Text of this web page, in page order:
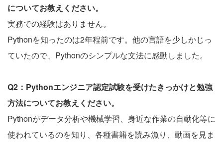
についてお教えください。
実務での経験はありません。
Pythonを知ったのは2年程前です。他の言語を少しかじっ
ていたので、Pythonのシンプルな文法に感動しました。
Q2：Pythonエンジニア認定試験を受けたきっかけと勉強
方法についてお教えください。
Pythonがデータ分析や機械学習、身近な作業の自動化等に
使われているのを知り、各種書籍を読み漁り、動画を見ま